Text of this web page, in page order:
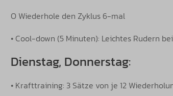
O Wiederhole den Zyklus 6-mal
• Cool-down (5 Minuten): Leichtes Rudern
Dienstag, Donnerstag:
• Krafttraining: 3 Sätze von je 12